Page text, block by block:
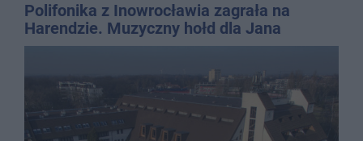
Polifonika z Inowrocławia zagrała na
Harendzie. Muzyczny hołd dla Jana
Kasprowicza